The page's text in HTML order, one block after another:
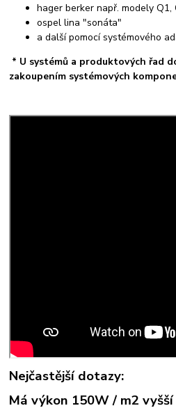
hager berker např. modely Q1,
ospel lina "sonáta"
a další pomocí systémového
* U systémů a produktových řad
zakoupením systémových
Nejčastější dotazy:
Má výkon 150W / m2